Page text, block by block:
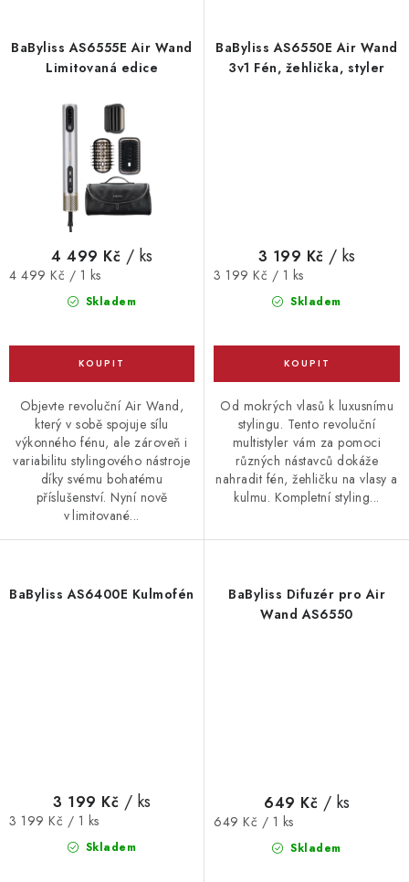
BaByliss AS6555E Air Wand
Limitovaná edice
Skladem
4 499 Kč / ks
Měrná
4 499 Kč / 1 ks
Objevte revoluční Air Wand,
který v sobě spojuje sílu
výkonného fénu, ale zároveň i
variabilitu stylingového nástroje
díky svému bohatému
příslušenství. Nyní nově
v limitované...
BaByliss AS6550E Air Wand
3v1 Fén, žehlička, styler
Skladem
3 199 Kč / ks
Měrná
3 199 Kč / 1 ks
Od mokrých vlasů k luxusnímu
stylingu. Tento revoluční
multistyler vám za pomoci
různých nástavců dokáže
nahradit fén, žehličku na vlasy a
kulmu. Kompletní styling...
BaByliss AS6400E Kulmofén
Skladem
3 199 Kč / ks
Měrná
3 199 Kč / 1 ks
BaByliss Difuzér pro Air
Wand AS6550
Skladem
649 Kč / ks
Měrná
649 Kč / 1 ks